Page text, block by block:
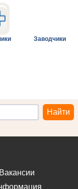
Заводчики
Вакансии